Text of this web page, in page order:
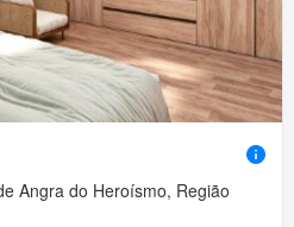
Angra do Heroísmo, Região